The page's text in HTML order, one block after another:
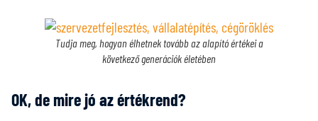
Tudja meg, hogyan élhetnek tovább az alapító értékei a
következő generációk életében
OK, de mire jó az értékrend?